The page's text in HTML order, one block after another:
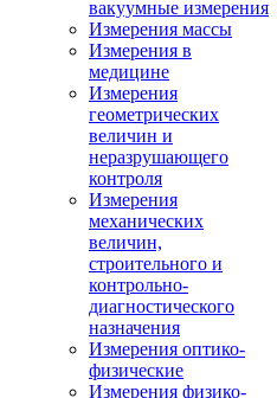
вакуумные измерения
Измерения массы
Измерения в
медицине
Измерения
геометрических
величин и
неразрушающего
контроля
Измерения
механических
величин,
строительного и
контрольно-
диагностического
назначения
Измерения оптико-
физические
Измерения физико-